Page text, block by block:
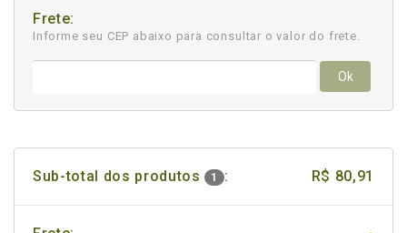
Frete:
Informe seu CEP abaixo para consultar o valor do frete.
Ok
Sub-total dos produtos 1 : R$ 80,91